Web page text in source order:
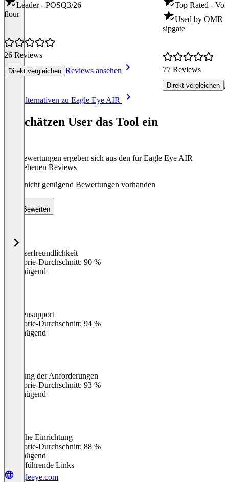
Leader - POSQ3/26
flour
26 Reviews
Direkt vergleichen Reviews ansehen
Top Rated -
Used by OMR -
sipgate
77 Reviews
Direkt vergleichen
Alle Alternativen zu Eagle Eye AIR
So schätzen User das Tool ein
Die Bewertungen ergeben sich aus den für Eagle Eye AIR
abgegebenen Reviews
Noch nicht genügend Bewertungen vorhanden
Bewerten
Benutzerfreundlichkeit
Kategorie-Durchschnitt: 90 %
Ungenügend
Kundensupport
Kategorie-Durchschnitt: 94 %
Ungenügend
Erfüllung der Anforderungen
Kategorie-Durchschnitt: 93 %
Ungenügend
Einfache Einrichtung
Kategorie-Durchschnitt: 88 %
Ungenügend
Weiterführende Links
eagleeye.com